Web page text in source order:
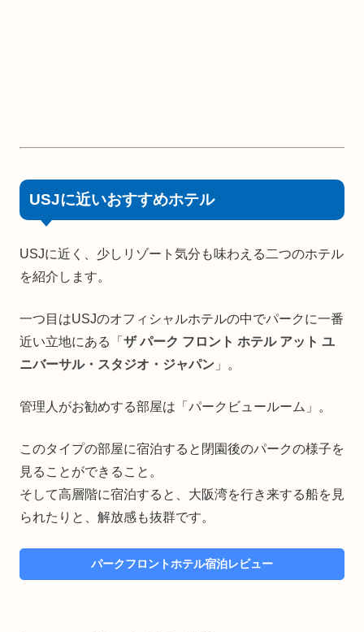
USJに近いおすすめホテル
USJに近く、少しリゾート気分も味わえる二つのホテル
を紹介します。
一つ目はUSJのオフィシャルホテルの中でパークに一番
近い立地にある「 ザ パーク フロント ホテル アット ユ
ニバーサル・スタジオ・ジャパン 」。
管理人がお勧めする部屋は「パークビュールーム」。
このタイプの部屋に宿泊すると閉園後のパークの様子を
見ることができること。
そして高層階に宿泊すると、大阪湾を行き来する船を見
られたりと、解放感も抜群です。
パークフロントホテル宿泊レビュー